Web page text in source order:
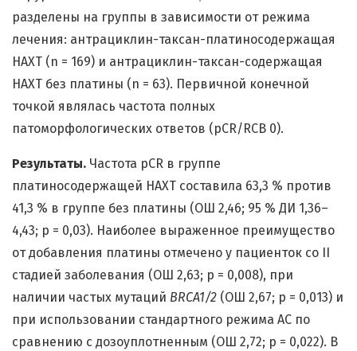
разделены на группы в зависимости от режима
лечения: антрациклин-таксан-платиносодержащая
НАХТ (n = 169) и антрациклин-таксан-содержащая
НАХТ без платины (n = 63). Первичной конечной
точкой являлась частота полных
патоморфологических ответов (pCR/RCB 0).
Результаты. Частота pCR в группе
платиносодержащей НАХТ составила 63,3 % против
41,3 % в группе без платины (ОШ 2,46; 95 % ДИ 1,36–
4,43; p = 0,03). Наиболее выраженное преимущество
от добавления платины отмечено у пациенток со II
стадией заболевания (ОШ 2,63; p = 0,008), при
наличии частых мутаций BRCA1/2 (ОШ 2,67; p = 0,013) и
при использовании стандартного режима AC по
сравнению с дозоуплотненным (ОШ 2,72; p = 0,022). В